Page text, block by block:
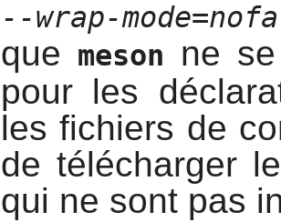
--wrap-
que meson
ne
pour les
les fichiers de
de télécharger
qui ne sont pas